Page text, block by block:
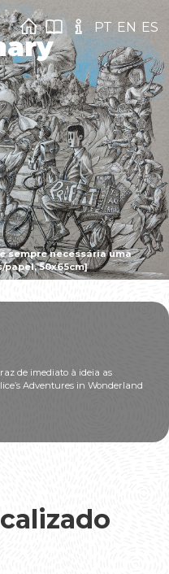
sempre necessária uma
50x65cm]
PT EN ES
de imediato à ideia as
Adventures in Wonderland